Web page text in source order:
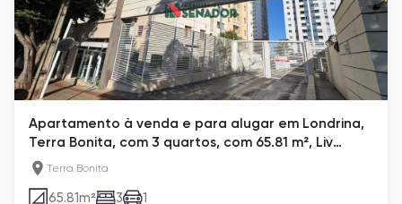
Apartamento à venda e para alugar em Londrina,
Terra Bonita, com 3 quartos, com 65.81 m², Liv
Catuaí
Terra Bonita
65.81m² 3 1